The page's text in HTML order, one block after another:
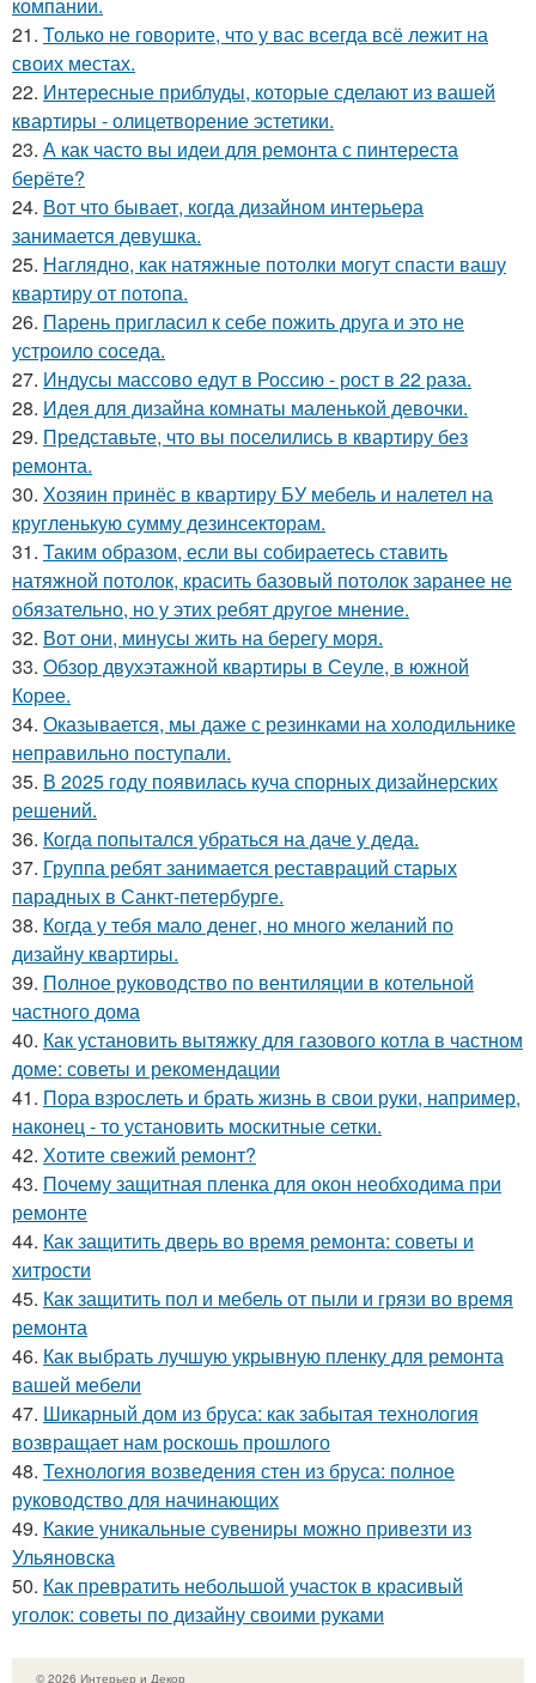
21. Только не говорите, что у вас всегда всё лежит на
своих местах.
22. Интересные приблуды, которые сделают из вашей
квартиры - олицетворение эстетики.
23. А как часто вы идеи для ремонта с пинтереста
берёте?
24. Вот что бывает, когда дизайном интерьера
занимается девушка.
25. Наглядно, как натяжные потолки могут спасти вашу
квартиру от потопа.
26. Парень пригласил к себе пожить друга и это не
устроило соседа.
27. Индусы массово едут в Россию - рост в 22 раза.
28. Идея для дизайна комнаты маленькой девочки.
29. Представьте, что вы поселились в квартиру без
ремонта.
30. Хозяин принёс в квартиру БУ мебель и налетел на
кругленькую сумму дезинсекторам.
31. Таким образом, если вы собираетесь ставить
натяжной потолок, красить базовый потолок заранее не
обязательно, но у этих ребят другое мнение.
32. Вот они, минусы жить на берегу моря.
33. Обзор двухэтажной квартиры в Сеуле, в южной
Корее.
34. Оказывается, мы даже с резинками на холодильнике
неправильно поступали.
35. В 2025 году появилась куча спорных дизайнерских
решений.
36. Когда попытался убраться на даче у деда.
37. Группа ребят занимается реставраций старых
парадных в Санкт-петербурге.
38. Когда у тебя мало денег, но много желаний по
дизайну квартиры.
39. Полное руководство по вентиляции в котельной
частного дома
40. Как установить вытяжку для газового котла в частном
доме: советы и рекомендации
41. Пора взрослеть и брать жизнь в свои руки, например,
наконец - то установить москитные сетки.
42. Хотите свежий ремонт?
43. Почему защитная пленка для окон необходима при
ремонте
44. Как защитить дверь во время ремонта: советы и
хитрости
45. Как защитить пол и мебель от пыли и грязи во время
ремонта
46. Как выбрать лучшую укрывную пленку для ремонта
вашей мебели
47. Шикарный дом из бруса: как забытая технология
возвращает нам роскошь прошлого
48. Технология возведения стен из бруса: полное
руководство для начинающих
49. Какие уникальные сувениры можно привезти из
Ульяновска
50. Как превратить небольшой участок в красивый
уголок: советы по дизайну своими руками
© 2026 Интерьер и Декор